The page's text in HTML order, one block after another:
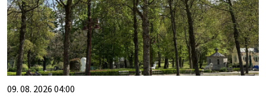
09. 08. 2026 04:00